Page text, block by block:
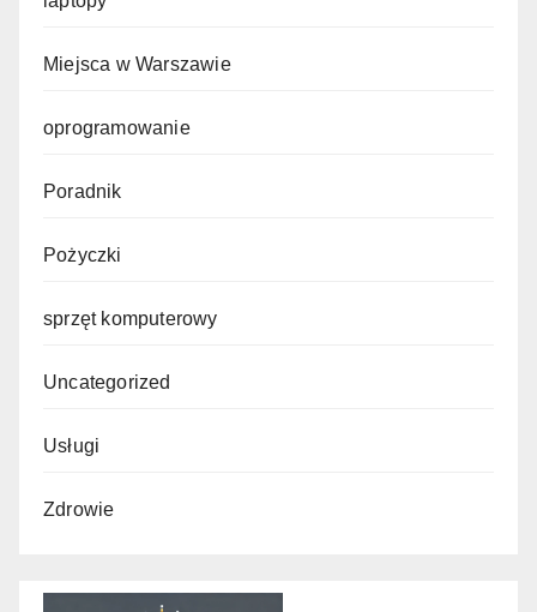
Miejsca w Warszawie
oprogramowanie
Poradnik
Pożyczki
sprzęt komputerowy
Uncategorized
Usługi
Zdrowie